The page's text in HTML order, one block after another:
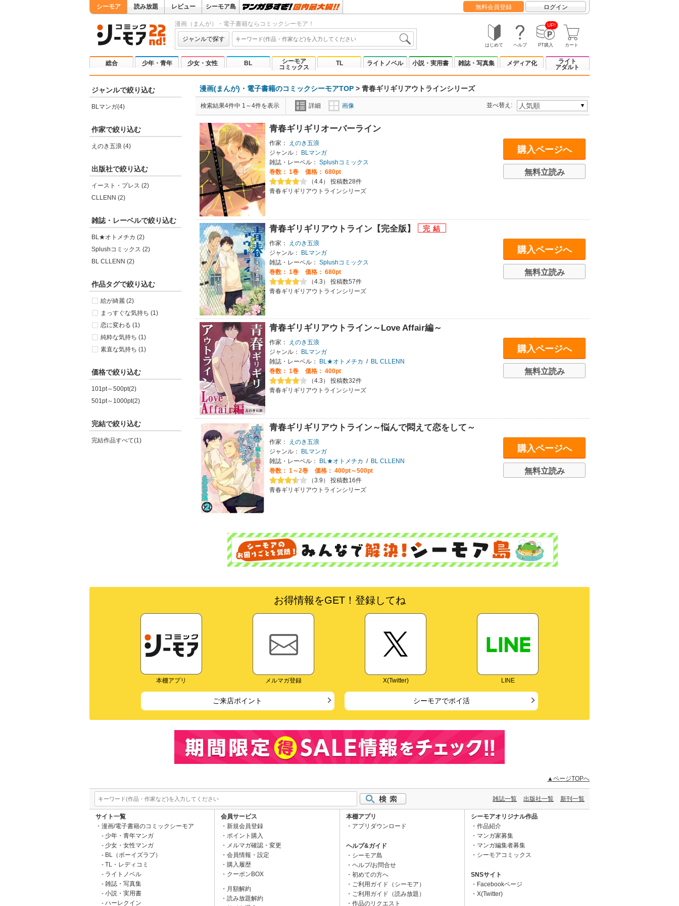
シーモア 読み放題 レビュー シーモア島 無料会員登録 ログイン
漫画（まんが）・電子書籍ならコミックシーモア！
ジャンルで探す
はじめて ヘルプ
UP!
PT購入 カート
総合 少年・青年 少女・女性 BL
シーモア
コミックス
TL ライトノベル 小説・実用書 雑誌・写真集 メディア化
ライト
アダルト
ジャンルで絞り込む
BLマンガ(4)
作家で絞り込む
えのき五浪 (4)
出版社で絞り込む
イースト・プレス (2)
CLLENN (2)
雑誌・レーベルで絞り込む
BL★オトメチカ (2)
Splushコミックス (2)
BL CLLENN (2)
作品タグで絞り込む
絵が綺麗 (2)
まっすぐな気持ち (1)
恋に変わる (1)
純粋な気持ち (1)
素直な気持ち (1)
価格で絞り込む
101pt～500pt(2)
501pt～1000pt(2)
完結で絞り込む
完結作品すべて(1)
漫画(まんが)・電子書籍のコミックシーモアTOP > 青春ギリギリアウトラインシリーズ
検索結果4件中 1～4件を表示 詳細 画像 並べ替え:
青春ギリギリオーバーライン
作家：
えのき五浪
ジャンル：
BLマンガ
雑誌・レーベル： Splushコミックス
巻数： 1巻
価格： 680pt
（4.4） 投稿数28件
青春ギリギリアウトラインシリーズ
購入ページへ
無料立読み
青春ギリギリアウトライン【完全版】
作家：
えのき五浪
ジャンル：
BLマンガ
雑誌・レーベル： Splushコミックス
巻数： 1巻
価格： 680pt
（4.3） 投稿数57件
青春ギリギリアウトラインシリーズ
購入ページへ
無料立読み
青春ギリギリアウトライン～Love Affair編～
作家：
えのき五浪
ジャンル：
BLマンガ
雑誌・レーベル：
BL★オトメチカ /
BL CLLENN
巻数： 1巻
価格： 400pt
（4.3） 投稿数32件
青春ギリギリアウトラインシリーズ
購入ページへ
無料立読み
青春ギリギリアウトライン～悩んで悶えて恋をして～
作家：
えのき五浪
ジャンル：
BLマンガ
雑誌・レーベル：
BL★オトメチカ /
BL CLLENN
巻数： 1～2巻
価格： 400pt～500pt
（3.9） 投稿数16件
青春ギリギリアウトラインシリーズ
購入ページへ
無料立読み
お得情報をGET！登録してね
本棚アプリ メルマガ登録 X(Twitter) LINE
ご来店ポイント シーモアでポイ活
▲ページTOPへ
雑誌一覧 出版社一覧 新刊一覧
サイト一覧
漫画/電子書籍のコミックシーモア
少年・青年マンガ
少女・女性マンガ
BL（ボーイズラブ）
TL・レディコミ
ライトノベル
雑誌・写真集
小説・実用書
ハーレクイン
会員サービス
新規会員登録
ポイント購入
メルマガ確認・変更
会員情報・設定
購入履歴
クーポンBOX
月額解約
読み放題解約
本棚アプリ
アプリダウンロード
ヘルプ&ガイド
シーモア島
ヘルプ/お問合せ
初めての方へ
ご利用ガイド（シーモア）
ご利用ガイド（読み放題）
作品のリクエスト
シーモアオリジナル作品
作品紹介
マンガ家募集
マンガ編集者募集
シーモアコミックス
SNSサイト
Facebookページ
X(Twitter)